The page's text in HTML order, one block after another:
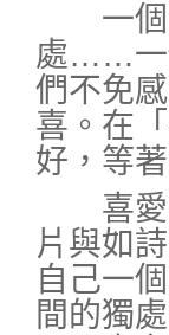
一個人
處……一
們不免
喜。在
好，等
喜愛旅
片與如
自己一
間的獨